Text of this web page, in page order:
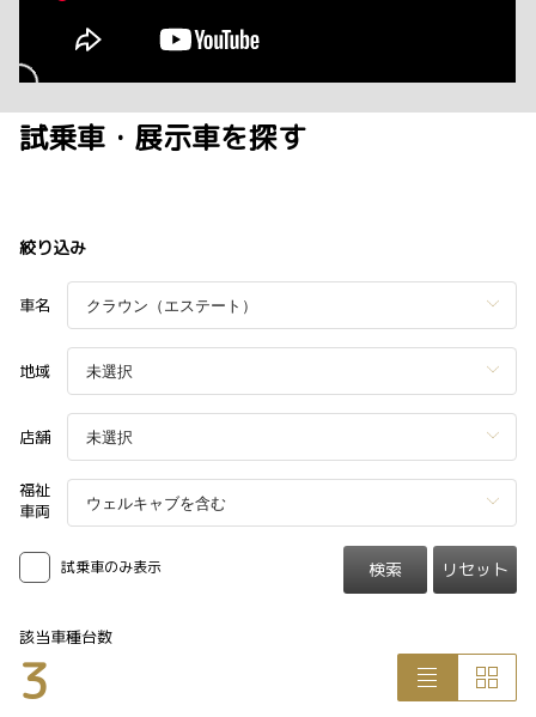
試乗車・展示車を探す
絞り込み
車名
地域
店舗
福祉
車両
試乗車のみ表示 検索 リセット
該当車種台数
3